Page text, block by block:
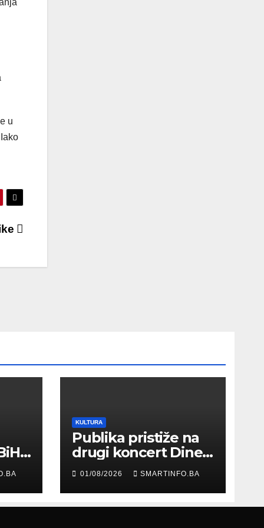
u
KULTURA
Publika pristiže na
drugi koncert Dine
Merlina na Koševu
01/08/2026 SMARTINFO.BA